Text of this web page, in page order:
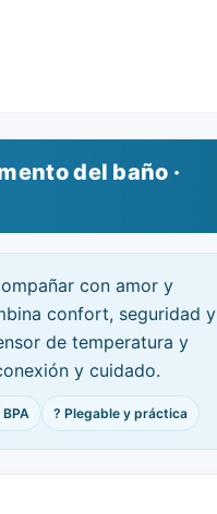
del baño ·
con amor y
confort, seguridad y
de temperatura y
y cuidado.
? Plegable y práctica